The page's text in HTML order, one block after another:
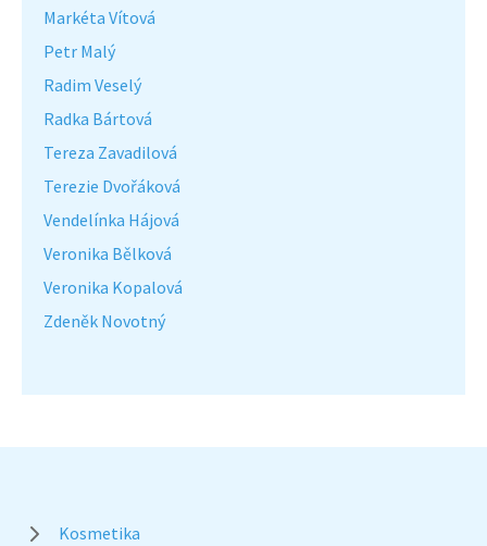
Markéta Vítová
Petr Malý
Radim Veselý
Radka Bártová
Tereza Zavadilová
Terezie Dvořáková
Vendelínka Hájová
Veronika Bělková
Veronika Kopalová
Zdeněk Novotný
Kosmetika